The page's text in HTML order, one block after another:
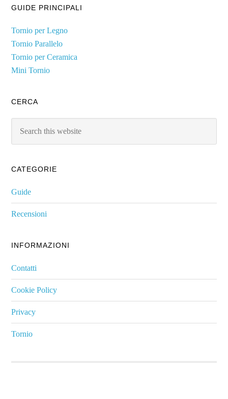
GUIDE PRINCIPALI
Tornio per Legno
Tornio Parallelo
Tornio per Ceramica
Mini Tornio
CERCA
CATEGORIE
Guide
Recensioni
INFORMAZIONI
Contatti
Cookie Policy
Privacy
Tornio